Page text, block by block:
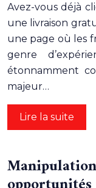
Avez-vous déjà
une livraison
une page où les
genre
étonnamment
majeur…
Lire la suite